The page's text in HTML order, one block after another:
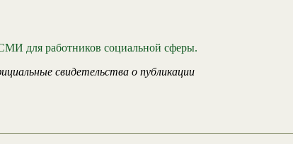
для работников социальной сферы.
свидетельства о публикации